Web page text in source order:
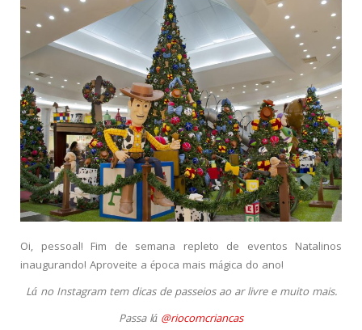
Oi, pessoal! Fim de semana repleto de eventos Natalinos
inaugurando! Aproveite a época mais mágica do ano!
Lá no Instagram tem dicas de passeios ao ar livre e muito mais.
Passa lá @riocomcriancas